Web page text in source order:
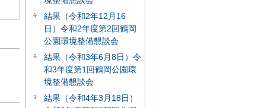
結果（令和2年12月16
日）令和2年度第2回鶴岡
公園環境整備懇談会
結果（令和3年6月8日）令
和3年度第1回鶴岡公園環
境整備懇談会
結果（令和4年3月18日）